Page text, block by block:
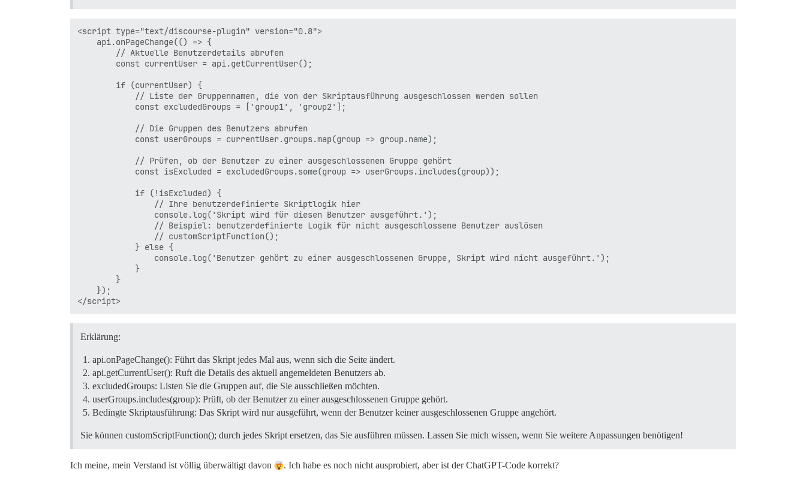
<script type="text/discourse-plugin" version="0.8">
    api.onPageChange(() => {
        // Aktuelle Benutzerdetails abrufen
        const currentUser = api.getCurrentUser();
        if (currentUser) {
            // Liste der Gruppennamen, die von der Skriptausführung ausgeschlossen werden sollen
            const excludedGroups = ['group1', 'group2'];
            // Die Gruppen des Benutzers abrufen
            const userGroups = currentUser.groups.map(group => group.name);
            // Prüfen, ob der Benutzer zu einer ausgeschlossenen Gruppe gehört
            const isExcluded = excludedGroups.some(group => userGroups.includes(group));
            if (!isExcluded) {
                // Ihre benutzerdefinierte Skriptlogik hier
                console.log('Skript wird für diesen Benutzer ausgeführt.');
                // Beispiel: benutzerdefinierte Logik für nicht ausgeschlossene Benutzer auslösen
                // customScriptFunction();
            } else {
                console.log('Benutzer gehört zu einer ausgeschlossenen Gruppe, Skript wird nicht ausgeführt.');
            }
        }
    });
Erklärung:
api.onPageChange(): Führt das Skript jedes Mal aus, wenn sich die Seite ändert.
api.getCurrentUser(): Ruft die Details des aktuell angemeldeten Benutzers ab.
excludedGroups: Listen Sie die Gruppen auf, die Sie ausschließen möchten.
userGroups.includes(group): Prüft, ob der Benutzer zu einer ausgeschlossenen Gruppe gehört.
Bedingte Skriptausführung: Das Skript wird nur ausgeführt, wenn der Benutzer keiner ausgeschlossenen Gruppe angehört.
Sie können customScriptFunction(); durch jedes Skript ersetzen, das Sie ausführen müssen. Lassen Sie mich wissen, wenn Sie weitere Anpassungen benötigen!
Ich meine, mein Verstand ist völlig überwältigt davon . Ich habe es noch nicht ausprobiert, aber ist der ChatGPT-Code korrekt?